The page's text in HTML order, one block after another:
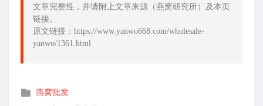
文章完整性，并请附上文章来源（燕窝研究所）及本页
链接。
原文链接：https://www.yanwo668.com/wholesale-
yanwo/1361.html
发
燕窝批发